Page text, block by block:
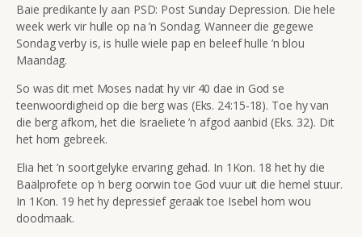
Baie predikante ly aan PSD: Post Sunday Depression. Die hele
week werk vir hulle op na ’n Sondag. Wanneer die gegewe
Sondag verby is, is hulle wiele pap en beleef hulle ’n blou
Maandag.
So was dit met Moses nadat hy vir 40 dae in God se
teenwoordigheid op die berg was (Eks. 24:15-18). Toe hy van
die berg afkom, het die Israeliete ’n afgod aanbid (Eks. 32). Dit
het hom gebreek.
Elia het ’n soortgelyke ervaring gehad. In 1Kon. 18 het hy die
Baälprofete op ’n berg oorwin toe God vuur uit die hemel stuur.
In 1Kon. 19 het hy depressief geraak toe Isebel hom wou
doodmaak.